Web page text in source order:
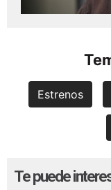
Estrenos
Te puede